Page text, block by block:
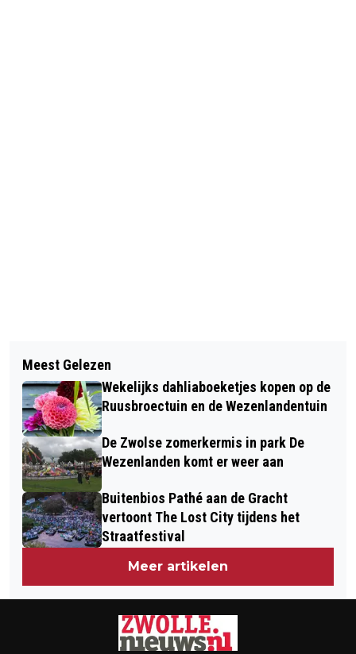
GEWOON LEKKER DANSEN BIJ LUMEN
MET DJ ETIENNE LA FAILLE
VANDAAG ER NOG EVEN UIT? GA
NAAR UURTJE CULTUURTJE MET
KETEVAN SHARUMASHVILI IN THOR
Meest Gelezen
Wekelijks dahliaboeketjes kopen op de
Ruusbroectuin en de Wezenlandentuin
De Zwolse zomerkermis in park De
Wezenlanden komt er weer aan
Buitenbios Pathé aan de Gracht
vertoont The Lost City tijdens het
Straatfestival
Meer artikelen